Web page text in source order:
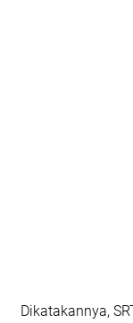
Dikatakannya,